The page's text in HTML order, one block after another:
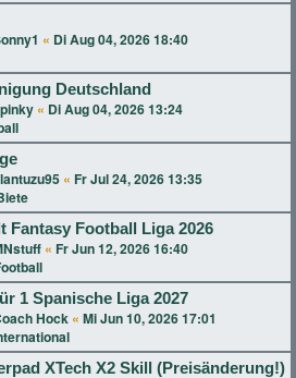
« Di Aug 04, 2026 18:40
Deutschland
_pinky « Di Aug 04, 2026 13:24
« Fr Jul 24, 2026 13:35
Fantasy Football Liga 2026
« Fr Jun 12, 2026 16:40
1 Spanische Liga 2027
Hock « Mi Jun 10, 2026 17:01
XTech X2 Skill (Preisänderung!)